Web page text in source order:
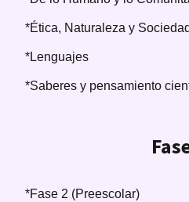
*Ética, Naturaleza y
*Lenguajes
*Saberes y pensamiento
*Fase 2 (Preescolar)